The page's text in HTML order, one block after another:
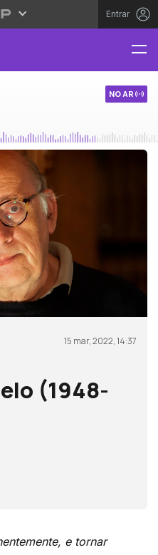
Entrar
NO AR
15 mar, 2022, 14:37
(1948-
e tornar